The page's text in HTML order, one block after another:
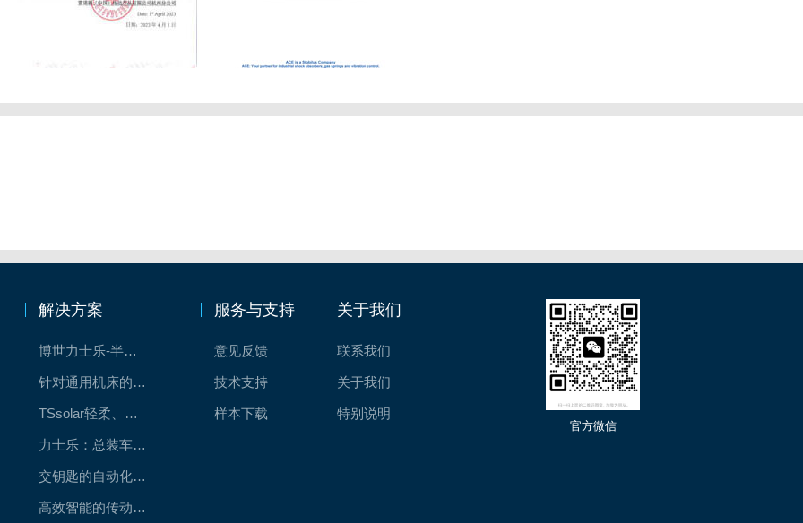
解决方案
博世力士乐-半导体工业的自动控制解决方案
针对通用机床的CNC系统解决方案
TSsolar轻柔、洁净、高效而理想的太阳能模块生产系统
力士乐：总装车间自动化合作伙伴
交钥匙的自动化解决方案
高效智能的传动与控制系统-金属切割机床
服务与支持
意见反馈
技术支持
样本下载
关于我们
联系我们
关于我们
特别说明
官方微信